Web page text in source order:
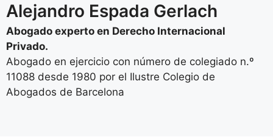
Alejandro Espada Gerlach
Abogado experto en Derecho Internacional
Privado.
Abogado en ejercicio con número de colegiado n.º
11088 desde 1980 por el Ilustre Colegio de
Abogados de Barcelona